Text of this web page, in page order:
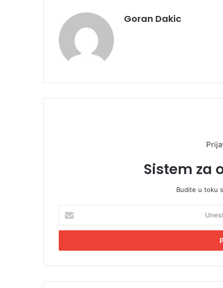
Goran Dakic
Sistem za
Budite u toku
e
i
E